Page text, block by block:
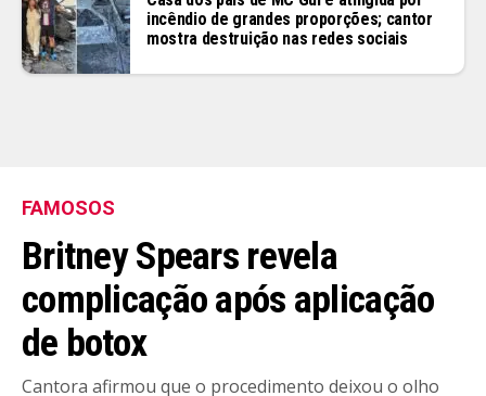
incêndio de grandes proporções; cantor
mostra destruição nas redes sociais
FAMOSOS
Britney Spears revela
complicação após aplicação
de botox
Cantora afirmou que o procedimento deixou o olho